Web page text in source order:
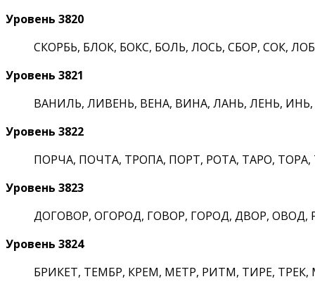
Уровень 3820
СКОРБЬ, БЛОК, БОКС, БОЛЬ, ЛОСЬ, СБОР, СОК,
Уровень 3821
ВАНИЛЬ, ЛИВЕНЬ, ВЕНА, ВИНА, ЛАНЬ, ЛЕНЬ,
Уровень 3822
ПОРЧА, ПОЧТА, ТРОПА, ПОРТ, РОТА, ТАРО,
Уровень 3823
ДОГОВОР, ОГОРОД, ГОВОР, ГОРОД, ДВОР, ОВОД,
Уровень 3824
БРИКЕТ, ТЕМБР, КРЕМ, МЕТР, РИТМ, ТИРЕ,